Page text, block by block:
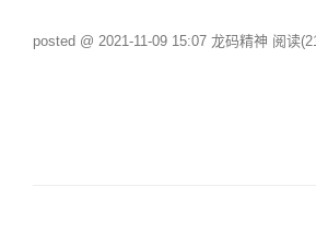
posted @ 2021-11-09 15:07 龙码精神 阅读